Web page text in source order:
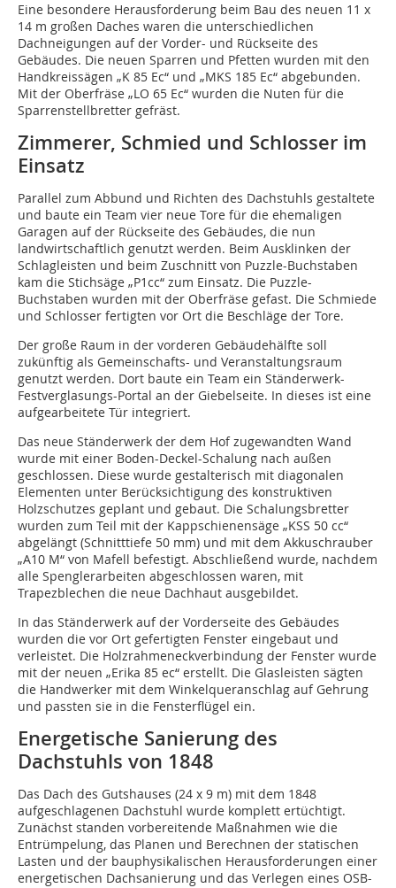
Eine besondere Herausforderung beim Bau des neuen 11 x
14 m großen Daches waren die unterschiedlichen
Dachneigungen auf der Vorder- und Rückseite des
Gebäudes. Die neuen Sparren und Pfetten wurden mit den
Handkreissägen „K 85 Ec“ und „MKS 185 Ec“ abgebunden.
Mit der Oberfräse „LO 65 Ec“ wurden die Nuten für die
Sparrenstellbretter gefräst.
Zimmerer, Schmied und Schlosser im
Einsatz
Parallel zum Abbund und Richten des Dachstuhls gestaltete
und baute ein Team vier neue Tore für die ehemaligen
Garagen auf der Rückseite des Gebäudes, die nun
landwirtschaftlich genutzt werden. Beim Ausklinken der
Schlagleisten und beim Zuschnitt von Puzzle-Buchstaben
kam die Stichsäge „P1cc“ zum Einsatz. Die Puzzle-
Buchstaben wurden mit der Oberfräse gefast. Die Schmiede
und Schlosser fertigten vor Ort die Beschläge der Tore.
Der große Raum in der vorderen Gebäudehälfte soll
zukünftig als Gemeinschafts- und Veranstaltungsraum
genutzt werden. Dort baute ein Team ein Ständerwerk-
Festverglasungs-Portal an der Giebelseite. In dieses ist eine
aufgearbeitete Tür integriert.
Das neue Ständerwerk der dem Hof zugewandten Wand
wurde mit einer Boden-Deckel-Schalung nach außen
geschlossen. Diese wurde gestalterisch mit diagonalen
Elementen unter Berücksichtigung des konstruktiven
Holzschutzes geplant und gebaut. Die Schalungsbretter
wurden zum Teil mit der Kappschienensäge „KSS 50 cc“
abgelängt (Schnitttiefe 50 mm) und mit dem Akkuschrauber
„A10 M“ von Mafell befestigt. Abschließend wurde, nachdem
alle Spenglerarbeiten abgeschlossen waren, mit
Trapezblechen die neue Dachhaut ausgebildet.
In das Ständerwerk auf der Vorderseite des Gebäudes
wurden die vor Ort gefertigten Fenster eingebaut und
verleistet. Die Holzrahmeneckverbindung der Fenster wurde
mit der neuen „Erika 85 ec“ erstellt. Die Glasleisten sägten
die Handwerker mit dem Winkelqueranschlag auf Gehrung
und passten sie in die Fensterflügel ein.
Energetische Sanierung des
Dachstuhls von 1848
Das Dach des Gutshauses (24 x 9 m) mit dem 1848
aufgeschlagenen Dachstuhl wurde komplett ertüchtigt.
Zunächst standen vorbereitende Maßnahmen wie die
Entrümpelung, das Planen und Berechnen der statischen
Lasten und der bauphysikalischen Herausforderungen einer
energetischen Dachsanierung und das Verlegen eines OSB-